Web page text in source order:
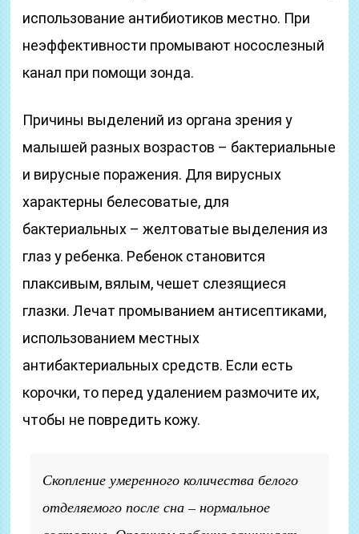
использование антибиотиков местно. При
неэффективности промывают носослезный
канал при помощи зонда.
Причины выделений из органа зрения у
малышей разных возрастов – бактериальные
и вирусные поражения. Для вирусных
характерны белесоватые, для
бактериальных – желтоватые выделения из
глаз у ребенка. Ребенок становится
плаксивым, вялым, чешет слезящиеся
глазки. Лечат промыванием антисептиками,
использованием местных
антибактериальных средств. Если есть
корочки, то перед удалением размочите их,
чтобы не повредить кожу.
Скопление умеренного количества белого
отделяемого после сна – нормальное